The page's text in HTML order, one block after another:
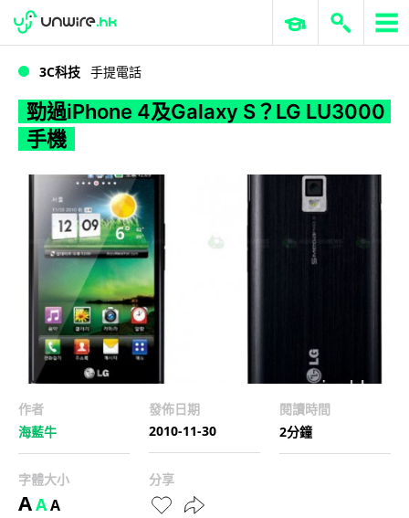
勁過iPhone 4及Galaxy S？LG LU3000手機
WWDC 2026 ERP 與商業 AI
3C科技 手提電話
勁過iPhone 4及Galaxy S？LG LU3000
手機
作者
海藍牛
發佈日期
2010-11-30
閱讀時間
2分鐘
字體大小
AAA
分享